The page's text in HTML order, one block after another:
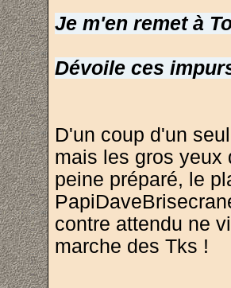
Je m'en remet à
Dévoile ces
D'un coup d'un
mais les gros yeux
peine préparé, le
contre attendu ne
marche des Tks !